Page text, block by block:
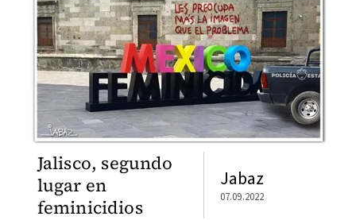
Jalisco, segundo
lugar en
feminicidios
Jabaz
07.09.2022